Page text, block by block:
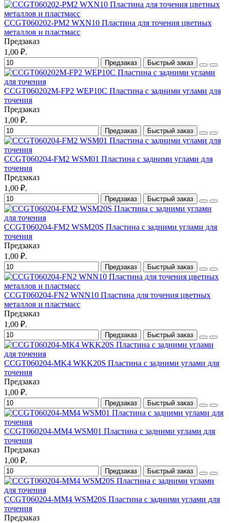
CCGT060202-PM2 WXN10 Пластина для точения цветных
металлов и пластмасс
Предзаказ
1,00 ₽.
Предзаказ Быстрый заказ
CCGT060202M-FP2 WEP10C Пластина с задними углами для
точения
Предзаказ
1,00 ₽.
Предзаказ Быстрый заказ
CCGT060204-FM2 WSM01 Пластина с задними углами для
точения
Предзаказ
1,00 ₽.
Предзаказ Быстрый заказ
CCGT060204-FM2 WSM20S Пластина с задними углами для
точения
Предзаказ
1,00 ₽.
Предзаказ Быстрый заказ
CCGT060204-FN2 WNN10 Пластина для точения цветных
металлов и пластмасс
Предзаказ
1,00 ₽.
Предзаказ Быстрый заказ
CCGT060204-MK4 WKK20S Пластина с задними углами для
точения
Предзаказ
1,00 ₽.
Предзаказ Быстрый заказ
CCGT060204-MM4 WSM01 Пластина с задними углами для
точения
Предзаказ
1,00 ₽.
Предзаказ Быстрый заказ
CCGT060204-MM4 WSM20S Пластина с задними углами для
точения
Предзаказ